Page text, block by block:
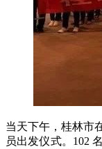
当天下午，桂林市
员出发仪式。102